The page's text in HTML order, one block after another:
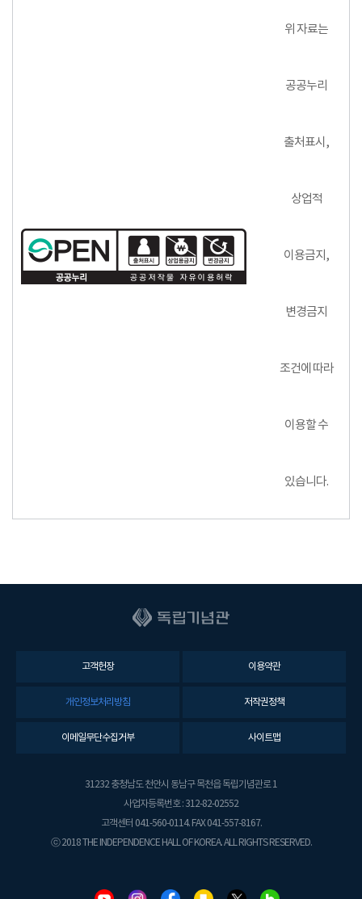
위 자료는
공공누리
출처표시,
상업적
이용금지,
변경금지
조건에 따라
이용할 수
있습니다.
고객헌장 이용약관
개인정보처리방침 저작권정책
이메일무단수집거부 사이트맵
31232 충청남도 천안시 동남구 목천읍 독립기념관로 1
사업자등록번호 : 312-82-02552
고객센터 041-560-0114. FAX 041-557-8167.
ⓒ 2018 THE INDEPENDENCE HALL OF KOREA. ALL RIGHTS RESERVED.